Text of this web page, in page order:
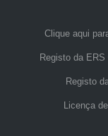
Clique aqui
Registo da
Registo
Licença